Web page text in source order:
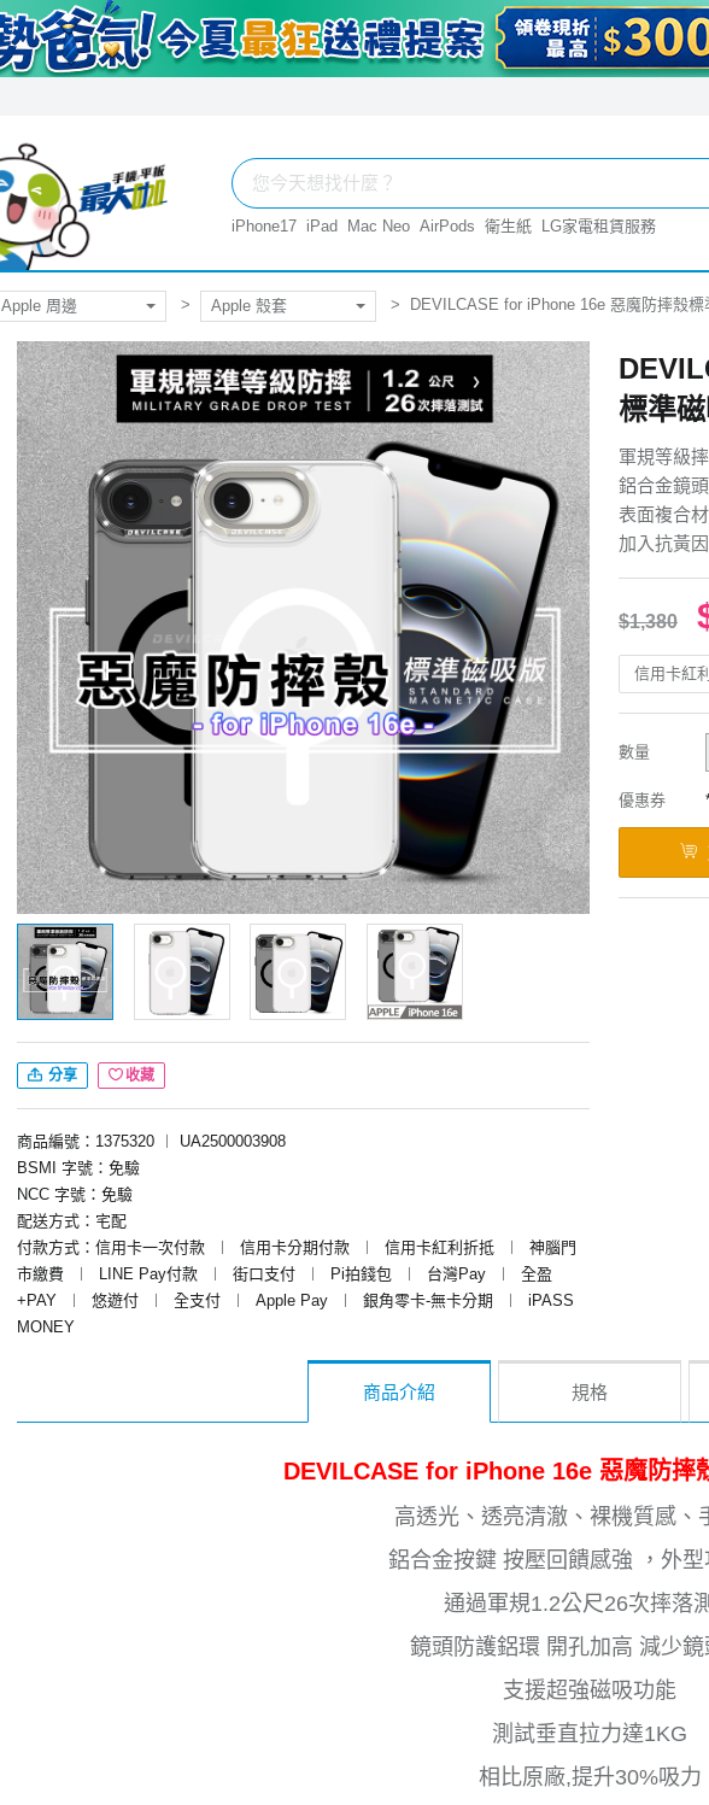
iPhone17 iPad Mac Neo AirPods 衛生紙 LG家電租賃服務
Apple 周邊 Apple 殼套 DEVILCASE for iPhone 16e 惡魔防摔殼標
分享 收藏
商品編號：1375320 ︱
UA2500003908
BSMI 字號：免驗
NCC 字號：免驗
配送方式：宅配
付款方式：信用卡一次付款
︱ 信用卡分期付款 ︱ 信用卡紅利折抵 ︱
神腦門
市繳費
︱ LINE Pay付款 ︱ 街口支付 ︱ Pi拍錢包 ︱ 台灣Pay ︱
全盈
+PAY
︱ 悠遊付 ︱ 全支付 ︱ Apple Pay ︱ 銀角零卡-無卡分期 ︱
iPASS
MONEY
標準
軍規等級
鋁合金鏡
表面複合
加入抗黃
$1,380
信用卡紅
數量
優惠券
商品介紹 規格
DEVILCASE for iPhone 16e 惡魔防摔
高透光、透亮清澈、裸機質感、
鋁合金按鍵 按壓回饋感強 ，外
通過軍規1.2公尺26次摔落
鏡頭防護鋁環 開孔加高 減少
支援超強磁吸功能
測試垂直拉力達1KG
相比原廠,提升30%吸力